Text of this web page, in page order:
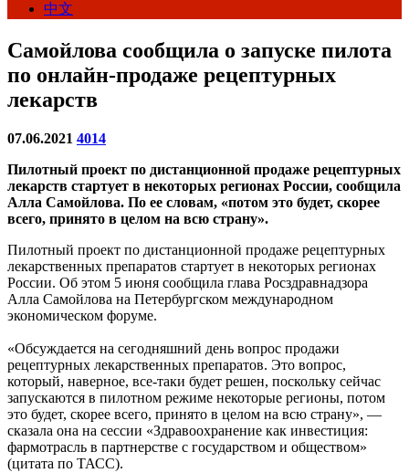
中文
Самойлова сообщила о запуске пилота
по онлайн-продаже рецептурных
лекарств
07.06.2021 4014
Пилотный проект по дистанционной продаже рецептурных
лекарств стартует в некоторых регионах России, сообщила
Алла Самойлова. По ее словам, «потом это будет, скорее
всего, принято в целом на всю страну».
Пилотный проект по дистанционной продаже рецептурных
лекарственных препаратов стартует в некоторых регионах
России. Об этом 5 июня сообщила глава Росздравнадзора
Алла Самойлова на Петербургском международном
экономическом форуме.
«Обсуждается на сегодняшний день вопрос продажи
рецептурных лекарственных препаратов. Это вопрос,
который, наверное, все-таки будет решен, поскольку сейчас
запускаются в пилотном режиме некоторые регионы, потом
это будет, скорее всего, принято в целом на всю страну», —
сказала она на сессии «Здравоохранение как инвестиция:
фармотрасль в партнерстве с государством и обществом»
(цитата по ТАСС).